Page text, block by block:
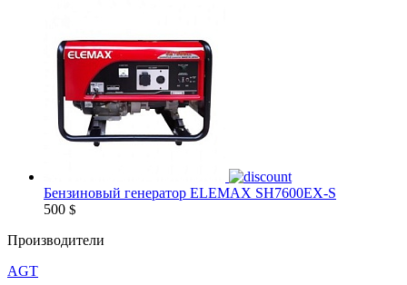
Бензиновый генератор ELEMAX SH7600EX-S
500 $
Производители
AGT